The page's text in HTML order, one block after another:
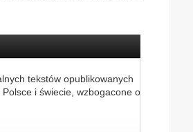
tekstów opublikowanych
i świecie, wzbogacone o